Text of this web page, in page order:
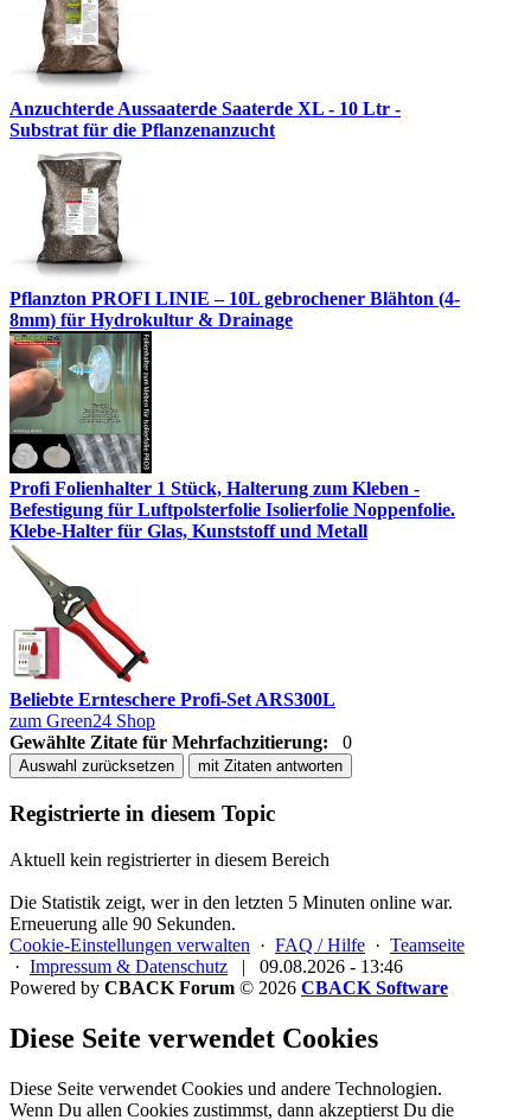
Anzuchterde Aussaaterde Saaterde XL - 10 Ltr -
Substrat für die Pflanzenanzucht
Pflanzton PROFI LINIE – 10L gebrochener Blähton (4-
8mm) für Hydrokultur & Drainage
Profi Folienhalter 1 Stück, Halterung zum Kleben -
Befestigung für Luftpolsterfolie Isolierfolie Noppenfolie.
Klebe-Halter für Glas, Kunststoff und Metall
Beliebte Ernteschere Profi-Set ARS300L
zum Green24 Shop
Gewählte Zitate für Mehrfachzitierung:
0
Auswahl zurücksetzen mit Zitaten antworten
Registrierte in diesem Topic
Aktuell kein registrierter in diesem Bereich
Die Statistik zeigt, wer in den letzten 5 Minuten online war.
Erneuerung alle 90 Sekunden.
Cookie-Einstellungen verwalten · FAQ / Hilfe · Teamseite
· Impressum & Datenschutz |
09.08.2026 - 13:46
Powered by CBACK Forum © 2026 CBACK Software
Diese Seite verwendet Cookies
Diese Seite verwendet Cookies und andere Technologien.
Wenn Du allen Cookies zustimmst, dann akzeptierst Du die